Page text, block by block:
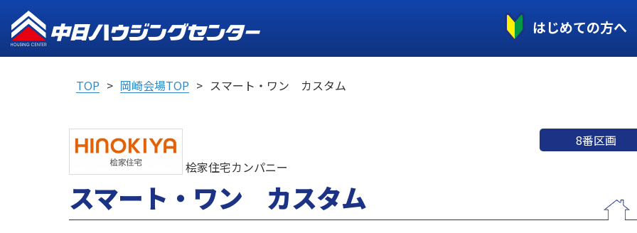
はじめての方へ
TOP 岡崎会場TOP スマート・ワン カスタム
桧家住宅カンパニー
8番区画
スマート・ワン カスタム